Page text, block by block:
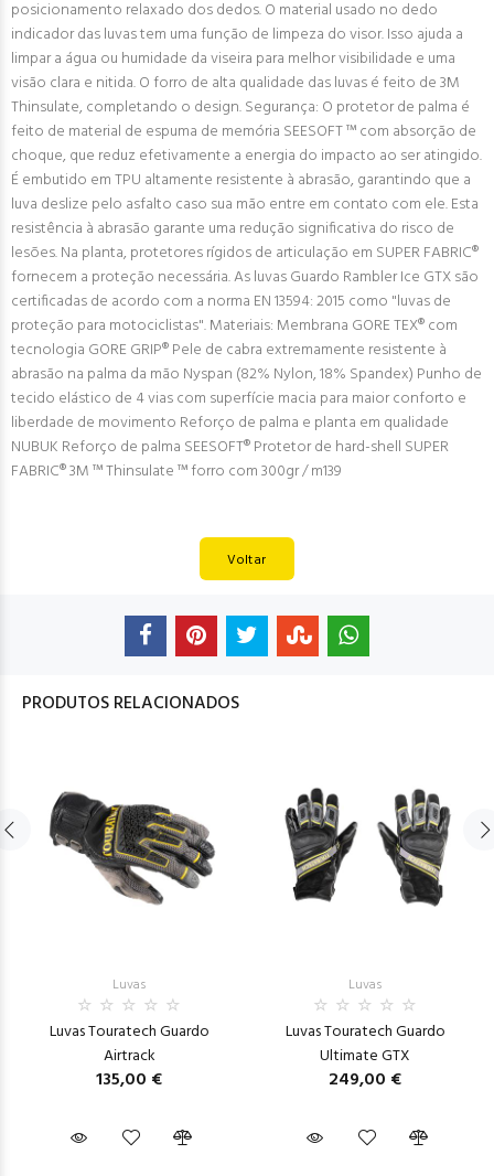
posicionamento relaxado dos dedos. O material usado no dedo
indicador das luvas tem uma função de limpeza do visor. Isso ajuda a
limpar a água ou humidade da viseira para melhor visibilidade e uma
visão clara e nitida. O forro de alta qualidade das luvas é feito de 3M
Thinsulate, completando o design. Segurança: O protetor de palma é
feito de material de espuma de memória SEESOFT ™ com absorção de
choque, que reduz efetivamente a energia do impacto ao ser atingido.
É embutido em TPU altamente resistente à abrasão, garantindo que a
luva deslize pelo asfalto caso sua mão entre em contato com ele. Esta
resistência à abrasão garante uma redução significativa do risco de
lesões. Na planta, protetores rígidos de articulação em SUPER FABRIC®
fornecem a proteção necessária. As luvas Guardo Rambler Ice GTX são
certificadas de acordo com a norma EN 13594: 2015 como "luvas de
proteção para motociclistas". Materiais: Membrana GORE TEX® com
tecnologia GORE GRIP® Pele de cabra extremamente resistente à
abrasão na palma da mão Nyspan (82% Nylon, 18% Spandex) Punho de
tecido elástico de 4 vias com superfície macia para maior conforto e
liberdade de movimento Reforço de palma e planta em qualidade
NUBUK Reforço de palma SEESOFT® Protetor de hard-shell SUPER
FABRIC® 3M ™ Thinsulate ™ forro com 300gr / m139
Voltar
PRODUTOS RELACIONADOS
Luvas
Luvas Touratech Guardo
Airtrack
135,00 €
Luvas
Luvas Touratech Guardo
Ultimate GTX
249,00 €